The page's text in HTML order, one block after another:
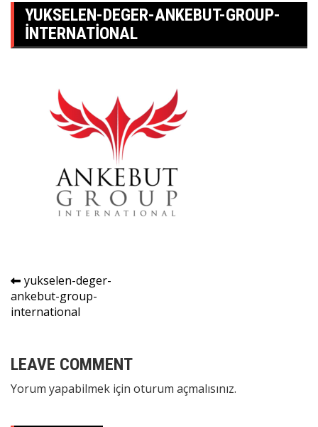
YUKSELEN-DEGER-ANKEBUT-GROUP-
INTERNATIONAL
Yazı
gezinmesi
yukselen-deger-
ankebut-group-
international
LEAVE COMMENT
Yorum yapabilmek için oturum açmalısınız.